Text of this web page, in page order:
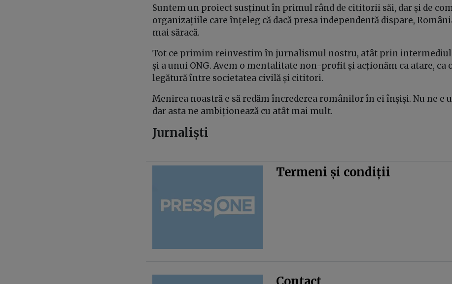
Suntem un proiect susținut în primul rând de cititorii săi, dar și de
organizațiile care înțeleg că dacă presa independentă dispare,
mai săracă.
Tot ce primim reinvestim în jurnalismul nostru, atât prin intermediul
și a unui ONG. Avem o mentalitate non-profit și acționăm ca atare, ca
legătură între societatea civilă și cititori.
Menirea noastră e să redăm încrederea românilor în ei înșiși. Nu ne e
dar asta ne ambiționează cu atât mai mult.
Jurnaliști
Termeni și condiții